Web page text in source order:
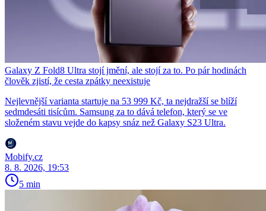
Galaxy Z Fold8 Ultra stojí jmění, ale stojí za to. Po pár hodinách
člověk zjistí, že cesta zpátky neexistuje
Nejlevnější varianta startuje na 53 999 Kč, ta nejdražší se blíží
sedmdesáti tisícům. Samsung za to dává telefon, který se ve
složeném stavu vejde do kapsy snáz než Galaxy S23 Ultra.
Mobify.cz
8. 8. 2026, 19:53
5 min